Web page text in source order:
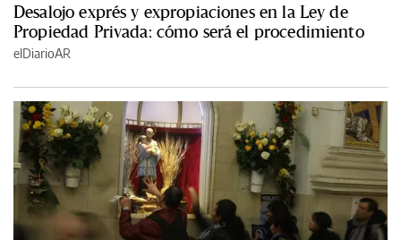
Desalojo exprés y expropiaciones en la Ley de
Propiedad Privada: cómo será el procedimiento
elDiarioAR